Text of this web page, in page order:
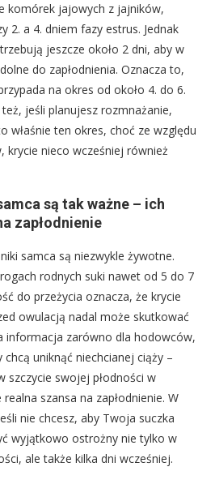
komórek jajowych z jajników,
2. a 4. dniem fazy estrus. Jednak
jeszcze około 2 dni, aby w
do zapłodnienia. Oznacza to,
na okres od około 4. do 6.
jeśli planujesz rozmnażanie,
właśnie ten okres, choć ze względu
krycie nieco wcześniej również
są tak ważne – ich
zapłodnienie
samca są niezwykle żywotne.
rodnych suki nawet od 5 do 7
do przeżycia oznacza, że krycie
owulacją nadal może skutkować
informacja zarówno dla hodowców,
chcą uniknąć niechcianej ciąży –
szczycie swojej płodności w
szansa na zapłodnienie. W
nie chcesz, aby Twoja suczka
wyjątkowo ostrożny nie tylko w
ale także kilka dni wcześniej.